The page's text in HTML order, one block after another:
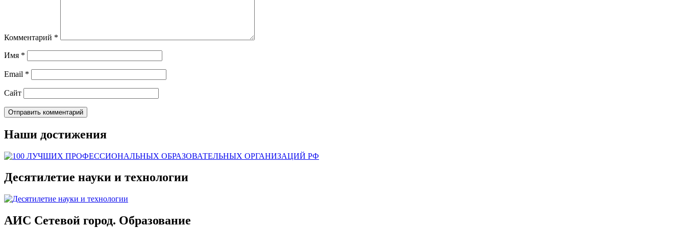
Комментарий *
Имя *
Email *
Сайт
Наши достижения
Десятилетие науки и технологии
АИС Сетевой город. Образование